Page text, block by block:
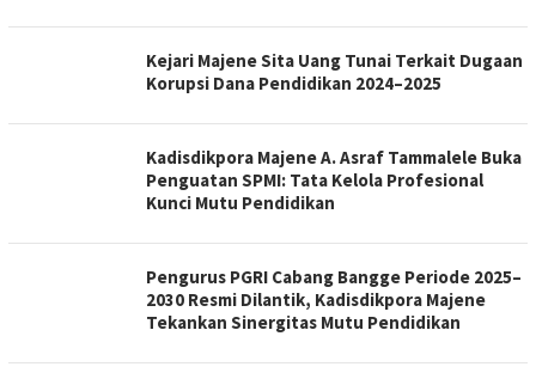
Kejari Majene Sita Uang Tunai Terkait Dugaan
Korupsi Dana Pendidikan 2024–2025
Kadisdikpora Majene A. Asraf Tammalele Buka
Penguatan SPMI: Tata Kelola Profesional
Kunci Mutu Pendidikan
Pengurus PGRI Cabang Bangge Periode 2025–
2030 Resmi Dilantik, Kadisdikpora Majene
Tekankan Sinergitas Mutu Pendidikan